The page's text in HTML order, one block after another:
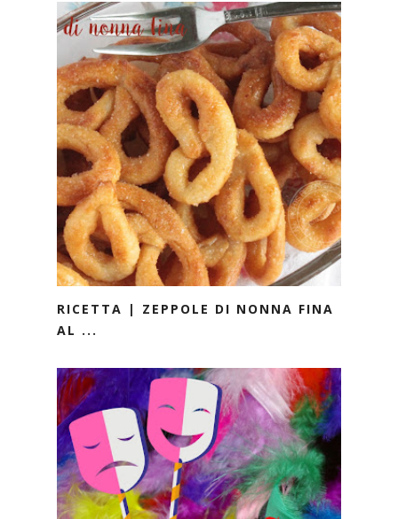
RICETTA | ZEPPOLE DI NONNA FINA
AL ...